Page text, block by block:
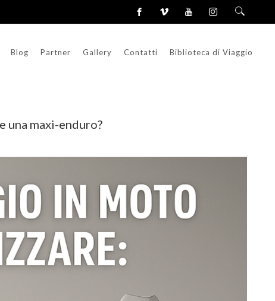
Blog Partner Gallery Contatti Biblioteca di Viaggio
una maxi-enduro?